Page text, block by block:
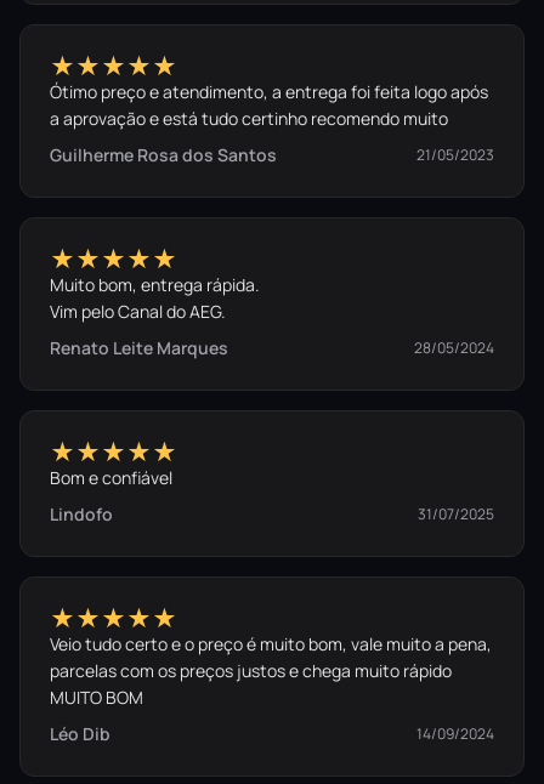
★★★★★
Ótimo preço e atendimento, a entrega foi feita logo após
a aprovação e está tudo certinho recomendo muito
Guilherme Rosa dos Santos
21/05/2023
★★★★★
Muito bom, entrega rápida.
Vim pelo Canal do AEG.
Renato Leite Marques
28/05/2024
★★★★★
Bom e confiável
Lindofo
31/07/2025
★★★★★
Veio tudo certo e o preço é muito bom, vale muito a pena,
parcelas com os preços justos e chega muito rápido
MUITO BOM
Léo Dib
14/09/2024